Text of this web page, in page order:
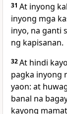
31 At inyong
inyong mga
inyo, na ganti
ng kapisanan.
32At hindi
pagka inyong
yaon: at
banal na
kayong